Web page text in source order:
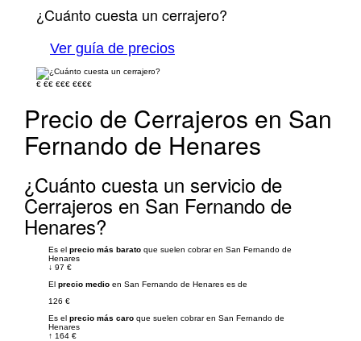
¿Cuánto cuesta un cerrajero?
Ver guía de precios
€ €€ €€€ €€€€
Precio de Cerrajeros en San
Fernando de Henares
¿Cuánto cuesta un servicio de
Cerrajeros en San Fernando de
Henares?
Es el precio más barato que suelen cobrar en San Fernando de
Henares
↓ 97 €
El precio medio en San Fernando de Henares es de
126 €
Es el precio más caro que suelen cobrar en San Fernando de
Henares
↑ 164 €